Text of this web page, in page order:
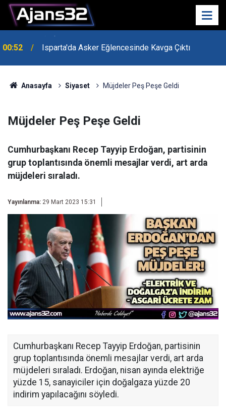
00:52 Isparta'da Asker Eğlencesinde Kavga Çıktı
Anasayfa Siyaset Müjdeler Peş Peşe Geldi
Müjdeler Peş Peşe Geldi
Cumhurbaşkanı Recep Tayyip Erdoğan, partisinin
grup toplantısında önemli mesajlar verdi, art arda
müjdeleri sıraladı.
Yayınlanma: 29 Mart 2023 15:31
Cumhurbaşkanı Recep Tayyip Erdoğan, partisinin
grup toplantısında önemli mesajlar verdi, art arda
müjdeleri sıraladı. Erdoğan, nisan ayında elektriğe
yüzde 15, sanayiciler için doğalgaza yüzde 20
indirim yapılacağını söyledi.